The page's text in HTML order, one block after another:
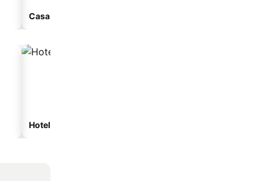
Casa de huéspedes
Hoteles de playa